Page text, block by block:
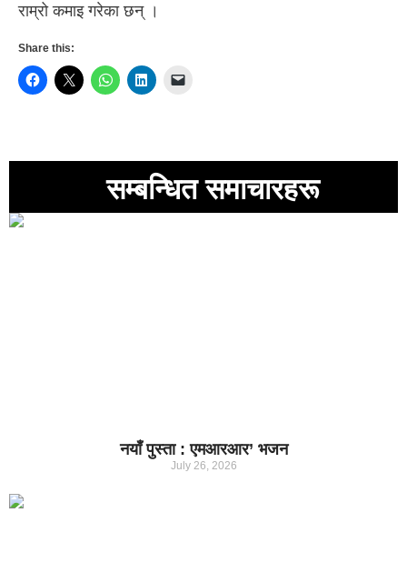
राम्रो कमाइ गरेका छन् ।
Share this:
सम्बन्धित समाचारहरू
नयाँ पुस्ता : एमआरआर’ भजन
July 26, 2026